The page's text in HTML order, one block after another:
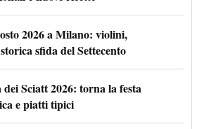
2026 a Milano: violini,
sfida del Settecento
Sciatt 2026: torna la festa
e piatti tipici